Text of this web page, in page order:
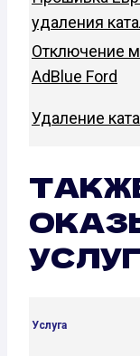
удаления
Отключение
AdBlue Ford
Удаление
Услуга